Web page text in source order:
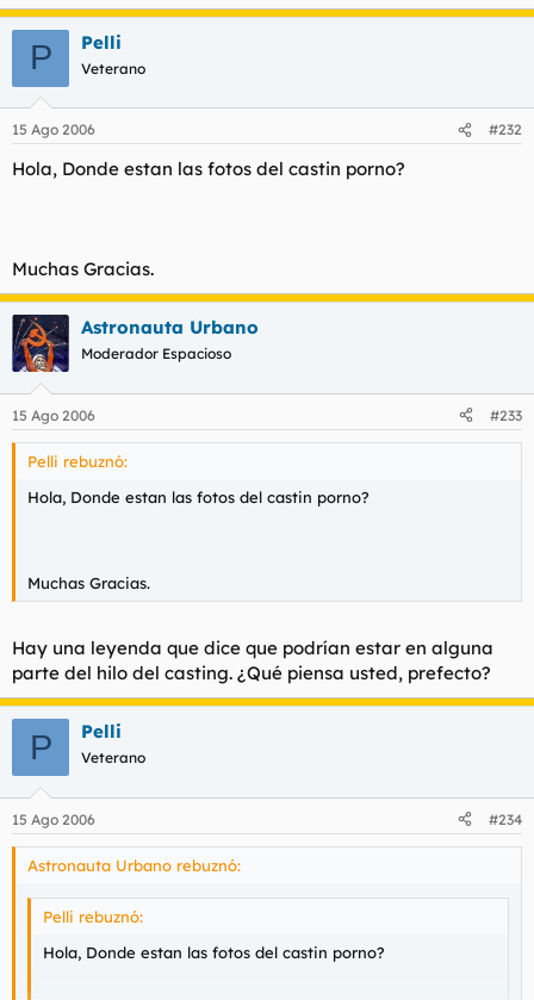
P Pelli
Veterano
15 Ago 2006 #232
Hola, Donde estan las fotos del castin porno?
Muchas Gracias.
Astronauta Urbano
Moderador Espacioso
15 Ago 2006 #233
Pelli rebuznó:
Hola, Donde estan las fotos del castin porno?
Muchas Gracias.
Hay una leyenda que dice que podrían estar en alguna
parte del hilo del casting. ¿Qué piensa usted, prefecto?
P Pelli
Veterano
15 Ago 2006 #234
Astronauta Urbano rebuznó:
Pelli rebuznó:
Hola, Donde estan las fotos del castin porno?